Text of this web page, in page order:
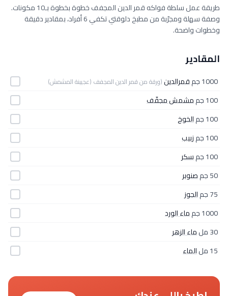
طريقة عمل سلطة فواكه قمر الدين المجفف خطوة بخطوة بـ10 مكونات.
وصفة سهلة ومجرّبة من مطبخ دلوقتي تكفي 6 أفراد، بمقادير دقيقة
وخطوات واضحة.
المقادير
1000 جم قمرالدين(ورقة من قمر الدين المجفف (عجيبنة المشمش)
100 جم
مشمش مجفّف
100 جم
الخوخ
100 جم
زبيب
100 جم
سكر
50 جم
صنوبر
75 جم
الجوز
1000 جم
ماء الورد
30 مل
ماء الزهر
15 مل
الماء